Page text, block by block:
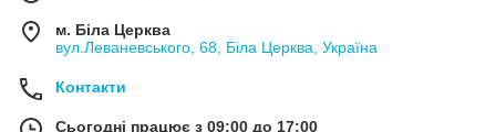
м. Біла Церква
вул.Леваневського, 68, Біла Церква, Україна
Контакти
Сьогодні працює з 09:00 до 17:00